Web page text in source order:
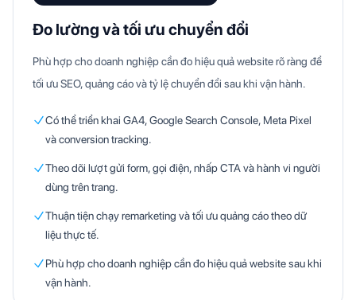
Đo lường và tối ưu chuyển đổi
Phù hợp cho doanh nghiệp cần đo hiệu quả website rõ ràng để
tối ưu SEO, quảng cáo và tỷ lệ chuyển đổi sau khi vận hành.
Có thể triển khai GA4, Google Search Console, Meta Pixel
và conversion tracking.
Theo dõi lượt gửi form, gọi điện, nhấp CTA và hành vi người
dùng trên trang.
Thuận tiện chạy remarketing và tối ưu quảng cáo theo dữ
liệu thực tế.
Phù hợp cho doanh nghiệp cần đo hiệu quả website sau khi
vận hành.